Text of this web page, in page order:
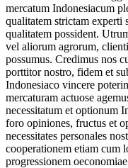
mercatum Indonesiacum
qualitatem strictam experti
qualitatem possident.
vel aliorum agrorum,
possumus. Credimus nos
porttitor nostro, fidem et
Indonesiaco vincere
mercaturam actuose
necessitatum et optionum
foro opiniones, fructus et
necessitates personales
cooperationem etiam cum
progressionem